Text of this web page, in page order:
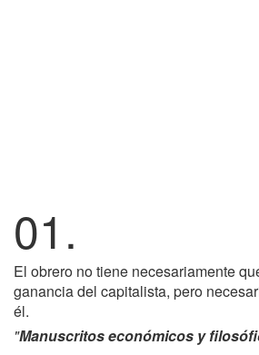
01.
El obrero no tiene necesariamente
ganancia del capitalista, pero
él.
"Manuscritos económicos y